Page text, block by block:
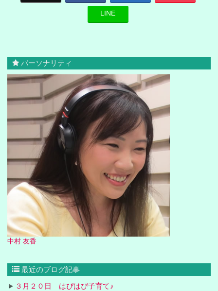
LINE
パーソナリティ
中村 友香
最近のブログ記事
３月２０日 はぴはぴ子育て♪